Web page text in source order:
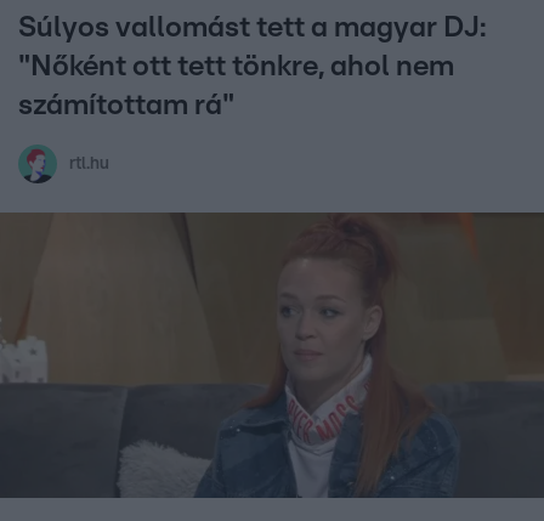
Súlyos vallomást tett a magyar DJ:
"Nőként ott tett tönkre, ahol nem
számítottam rá"
rtl.hu